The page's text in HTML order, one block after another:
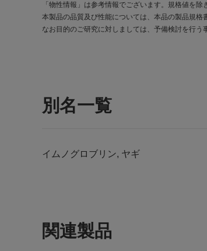
「物性情報」は参考情報でございます。規格値を
本製品の品質及び性能については、本品の製品規格
なお目的のご研究に対しましては、予備検討を行う
別名一覧
イムノグロブリン, ヤギ
関連製品